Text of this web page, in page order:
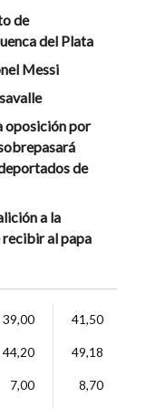
de
del Plata
Messi
oposición por
de
a la
recibir al papa
39,00 41,50
44,20 49,18
7,00 8,70